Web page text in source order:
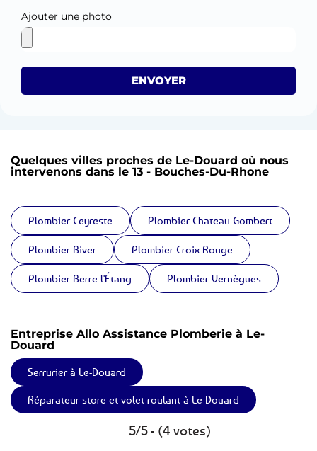
Ajouter une photo
ENVOYER
Quelques villes proches de Le-Douard où nous
intervenons dans le 13 - Bouches-Du-Rhone
Plombier Ceyreste Plombier Chateau Gombert
Plombier Biver Plombier Croix Rouge
Plombier Berre-l'Étang Plombier Vernègues
Entreprise Allo Assistance Plomberie à Le-
Douard
Serrurier à Le-Douard
Réparateur store et volet roulant à Le-Douard
5/5 - (4 votes)